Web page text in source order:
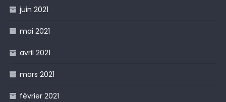
juin 2021
mai 2021
avril 2021
mars 2021
février 2021